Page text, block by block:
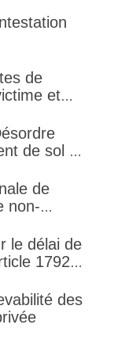
de
et
de
de la
de sol et
de
non-
le délai de
1792-
des